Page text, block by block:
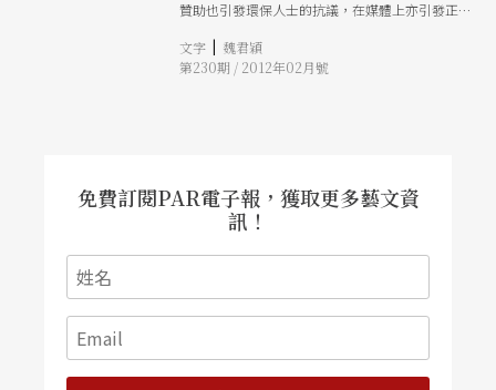
贊助也引發環保人士的抗議，在媒體上亦引發正反
思藝術與商業贊助、公部門補助間的關係。
文字 | 魏君穎
第230期 / 2012年02月號
免費訂閱PAR電子報，獲取更多藝文資
訊！